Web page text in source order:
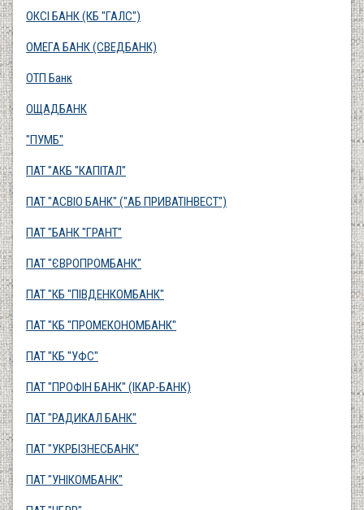
ОКСІ БАНК (КБ "ГАЛС")
ОМЕГА БАНК (СВЕДБАНК)
ОТП Банк
ОЩАДБАНК
"ПУМБ"
ПАТ "АКБ "КАПІТАЛ"
ПАТ "АСВІО БАНК" ("АБ ПРИВАТІНВЕСТ")
ПАТ "БАНК "ГРАНТ"
ПАТ "ЄВРОПРОМБАНК"
ПАТ "КБ "ПІВДЕНКОМБАНК"
ПАТ "КБ "ПРОМЕКОНОМБАНК"
ПАТ "КБ "УФС"
ПАТ "ПРОФІН БАНК" (IКАР-БАНК)
ПАТ "РАДИКАЛ БАНК"
ПАТ "УКРБІЗНЕСБАНК"
ПАТ "УНІКОМБАНК"